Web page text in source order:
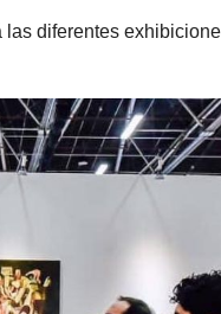
diferentes